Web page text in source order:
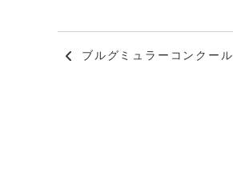
ブルグミュラーコンクール